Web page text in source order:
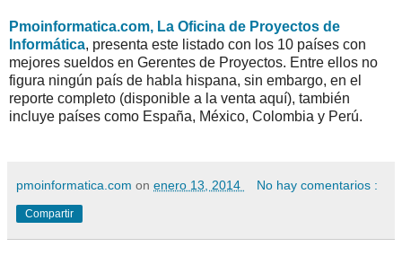
Pmoinformatica.com, La Oficina de Proyectos de
Informática, presenta este listado con los 10 países con
mejores sueldos en Gerentes de Proyectos. Entre ellos no
figura ningún país de habla hispana, sin embargo, en el
reporte completo (disponible a la venta aquí), también
incluye países como España, México, Colombia y Perú.
pmoinformatica.com on enero 13, 2014 No hay comentarios :
Compartir